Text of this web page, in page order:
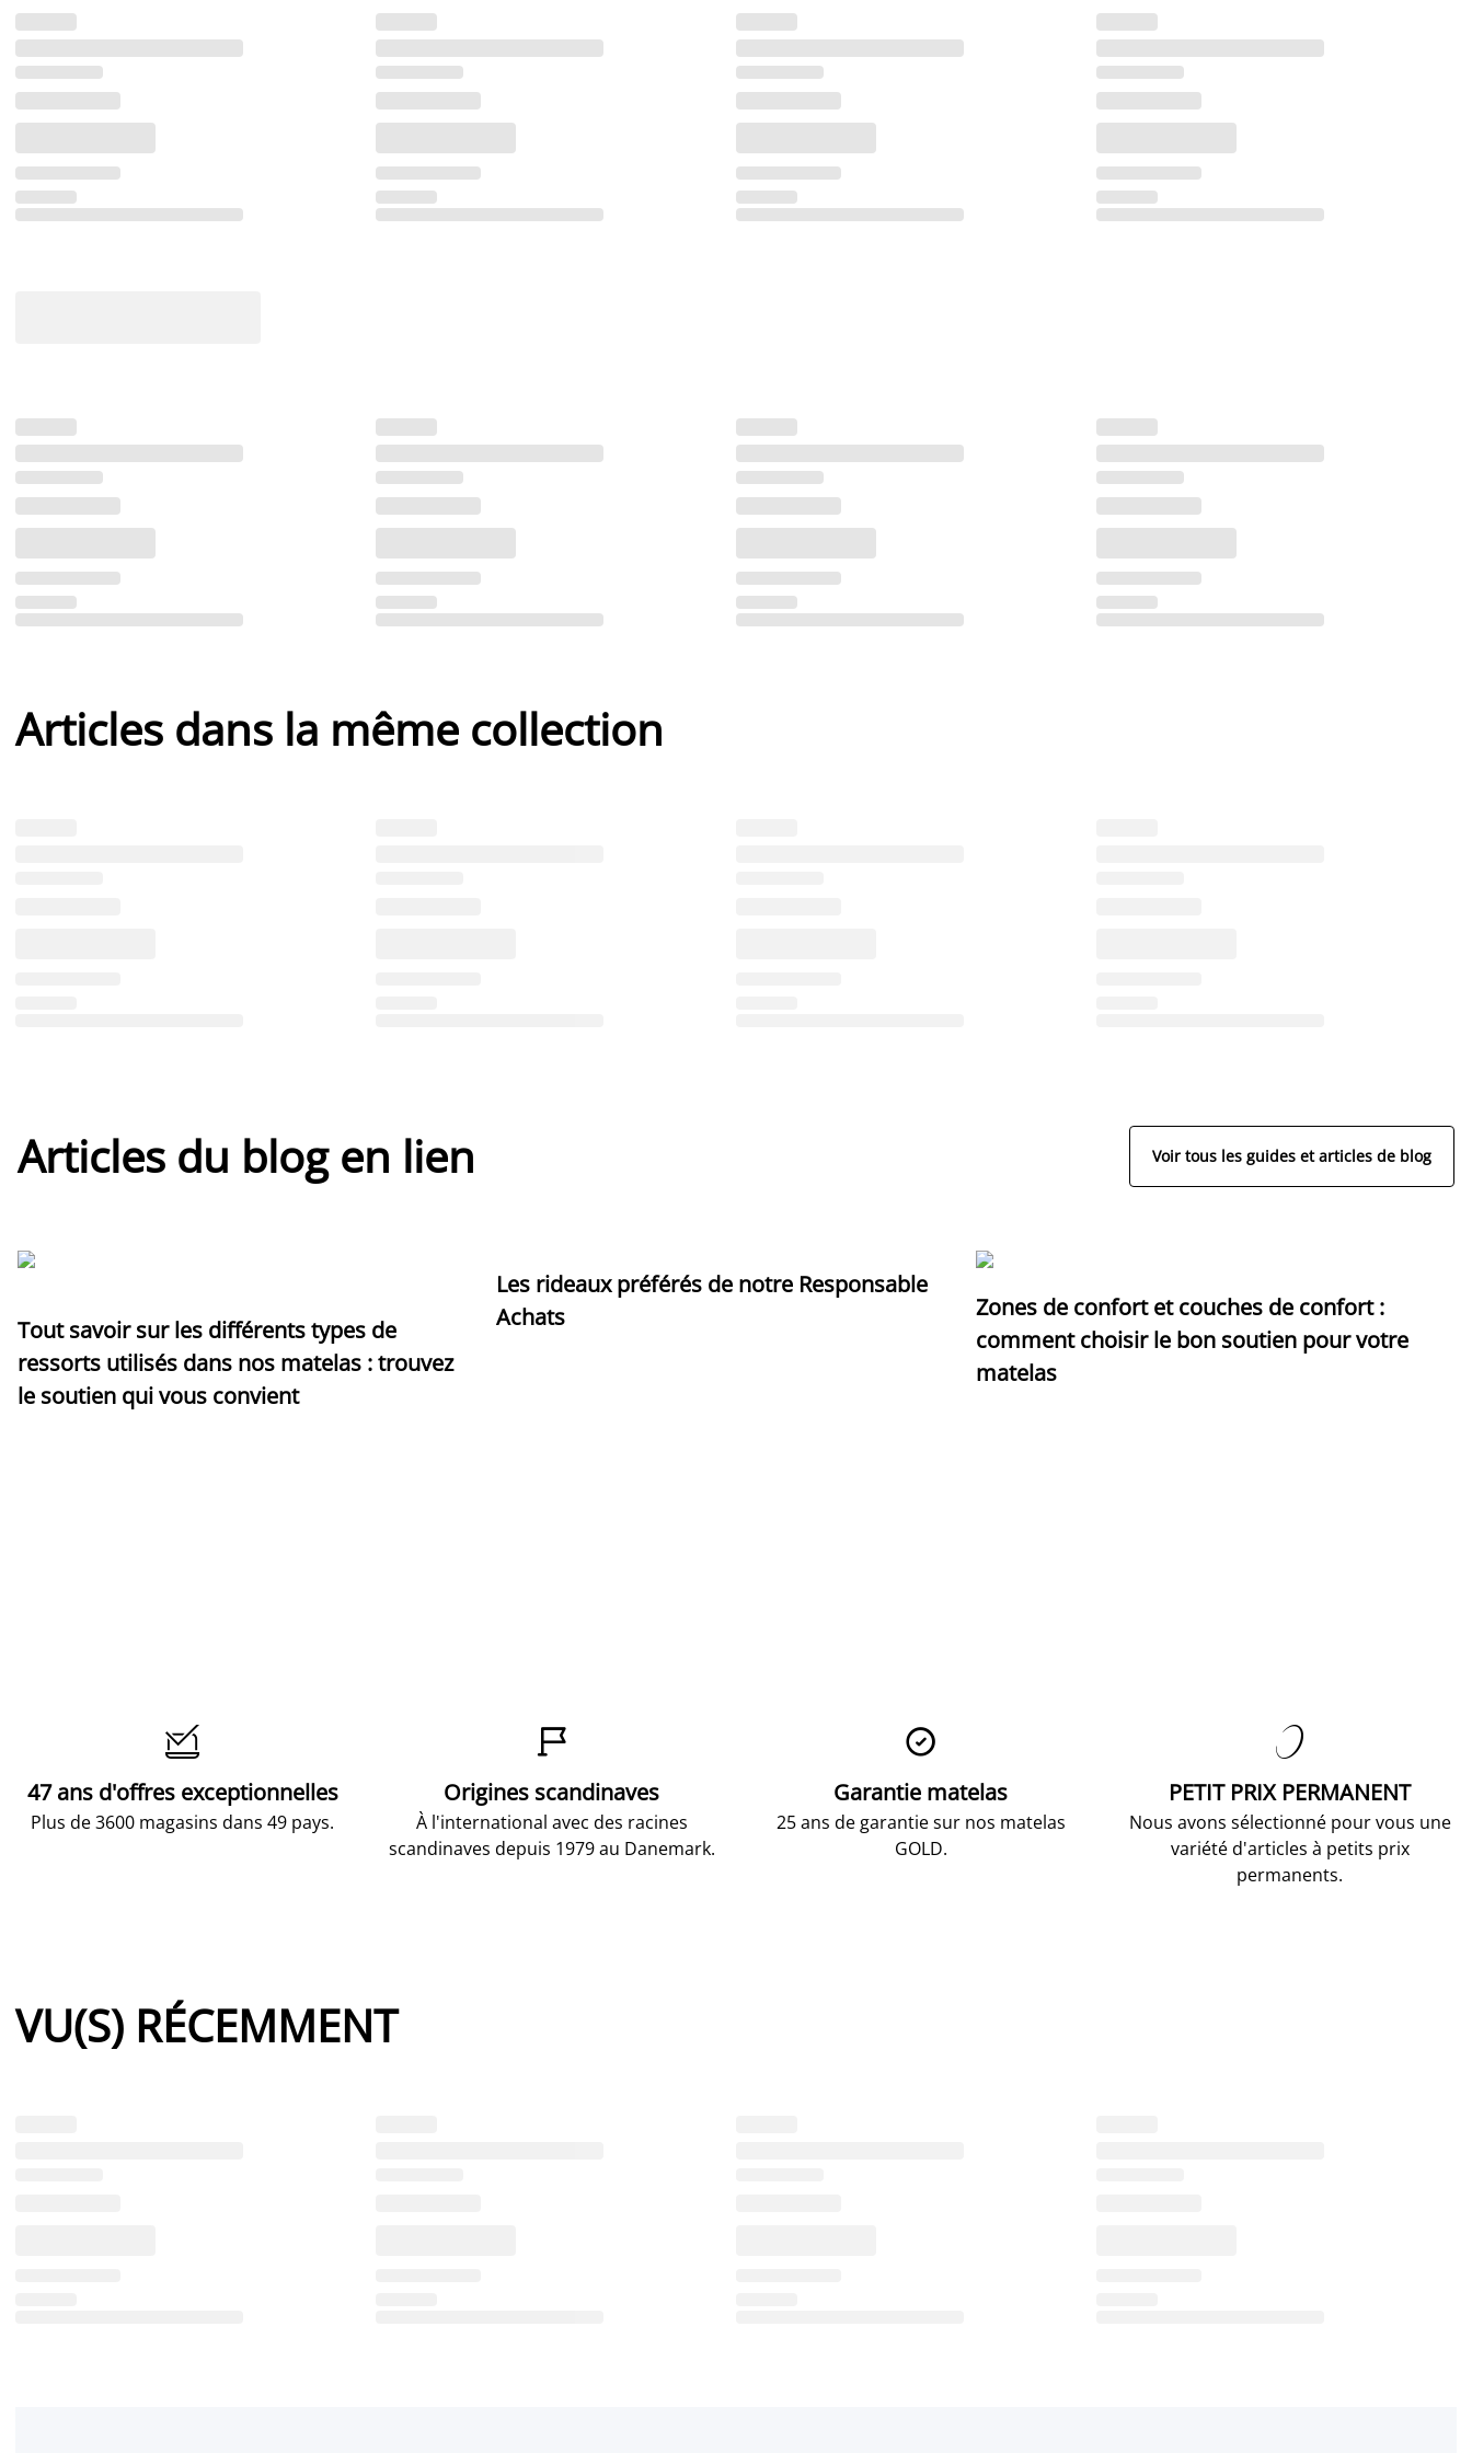
Articles dans la même collection
Articles du blog en lien Voir tous les guides et articles de blog
Tout savoir sur les différents types de
ressorts utilisés dans nos matelas : trouvez
le soutien qui vous convient
Les rideaux préférés de notre Responsable
Achats
Zones de confort et couches de confort :
comment choisir le bon soutien pour votre
matelas

47 ans d'offres exceptionnelles
Plus de 3600 magasins dans 49 pays.

Origines scandinaves
À l'international avec des racines
scandinaves depuis 1979 au Danemark.

Garantie matelas
25 ans de garantie sur nos matelas
GOLD.

PETIT PRIX PERMANENT
Nous avons sélectionné pour vous une
variété d'articles à petits prix
permanents.
VU(S) RÉCEMMENT